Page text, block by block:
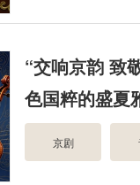
“交响京韵 致
色国粹的盛夏
京剧